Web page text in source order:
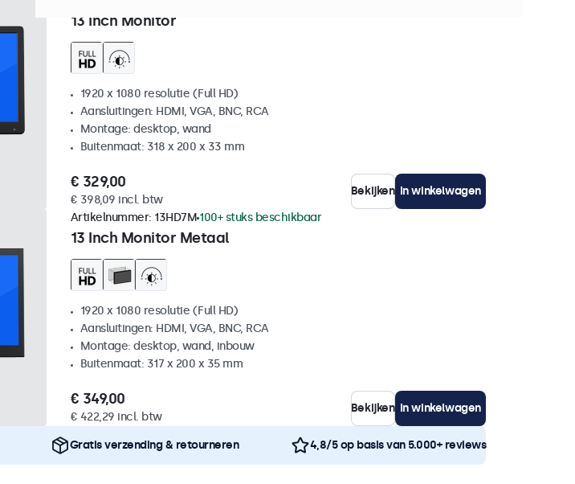
13 Inch Monitor
1920 x 1080 resolutie (Full HD)
Aansluitingen: HDMI, VGA, BNC, RCA
Montage: desktop, wand
Buitenmaat: 318 x 200 x 33 mm
€ 329,00
€ 398,09 incl. btw
Bekijken In winkelwagen
13 Inch Monitor Metaal
Artikelnummer: 13HD7M 100+ stuks beschikbaar
1920 x 1080 resolutie (Full HD)
Aansluitingen: HDMI, VGA, BNC, RCA
Montage: desktop, wand, inbouw
Buitenmaat: 317 x 200 x 35 mm
€ 349,00
€ 422,29 incl. btw
Bekijken In winkelwagen
Gratis verzending & retourneren 4,8/5 op basis van 5.000+ reviews